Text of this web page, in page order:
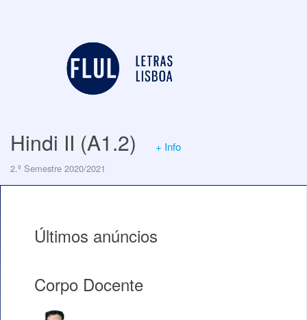
Hindi II (A1.2) + Info
2.º Semestre 2020/2021
Últimos anúncios
Corpo Docente